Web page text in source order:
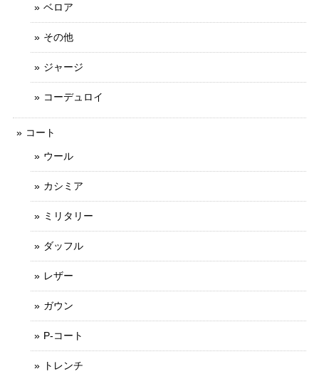
ベロア
その他
ジャージ
コーデュロイ
コート
ウール
カシミア
ミリタリー
ダッフル
レザー
ガウン
P-コート
トレンチ